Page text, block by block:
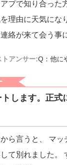
プで知り合った
理由に天気にな
絡が来て会う事
トアンサー:Q：他に
します。正
ら言うと、 マッ
て別 れました。